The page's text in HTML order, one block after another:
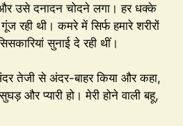
उसे दनादन चोदने लगा। हर धक्के
रही थी। कमरे में सिर्फ हमारे शरीरों
सुनाई दे रही थीं।
तेजी से अंदर-बाहर किया और कहा,
और प्यारी हो। मेरी होने वाली बहू,